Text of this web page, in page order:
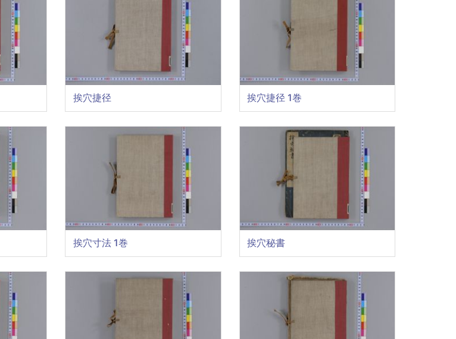
挨穴捷径 挨穴捷径 1巻
挨穴寸法 1巻 挨穴秘書